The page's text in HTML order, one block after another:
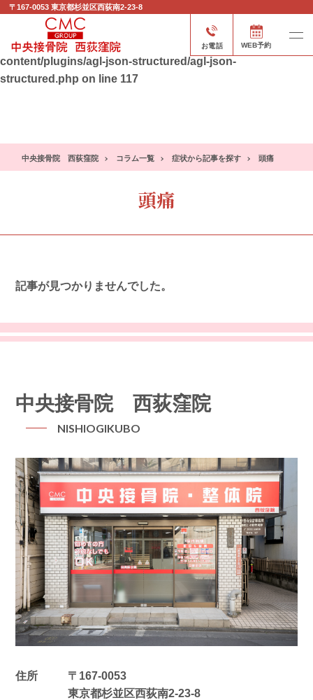
: Attempt to read property "post_type" on null in
/home/xs897588/nishiogi-cs.com/public_html/wp-
content/plugins/agl-json-structured/agl-json-
structured.php on line 117
〒167-0053 東京都杉並区西荻南2-23-8
お電話 WEB予約
中央接骨院 西荻窪院 コラム一覧 症状から記事を探す 頭痛
頭痛
記事が見つかりませんでした。
中央接骨院 西荻窪院
NISHIOGIKUBO
住所 〒 167-0053
東京都杉並区西荻南2-23-8